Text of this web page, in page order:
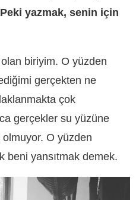
yazmak, senin için
biriyim. O yüzden
gerçekten ne
çok
gerçekler su yüzüne
olmuyor. O yüzden
beni yansıtmak demek.